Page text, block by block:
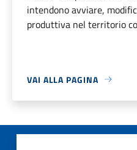
intendono avviare,
produttiva nel territorio
VAI ALLA PAGINA